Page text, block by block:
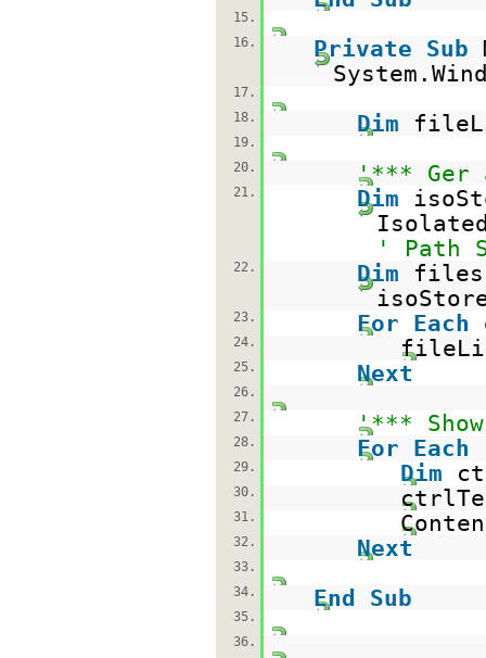
15.
16.
Private Sub
17.
18.
Dim
19.
20.
'*** Ger
21. Dim
' Path
22. Dim
23. For Each
24.
25. Next
26.
27.
'***
28. For Each
29. Dim
30.
31.
32. Next
33.
34.
End Sub
35.
36.